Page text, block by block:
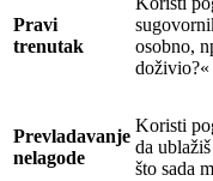
Pravi
trenutak
osobno,
doživio?«
Prevladavanje
nelagode
Koristi
da
što sada